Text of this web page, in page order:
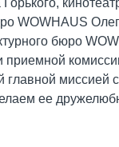
WOWHAUS
бюро
приемной
ее